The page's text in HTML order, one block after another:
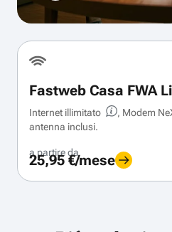
Fastweb Casa FWA
Internet illimitato
, Modem
antenna inclusi.
a partire da
25,95 €/mese